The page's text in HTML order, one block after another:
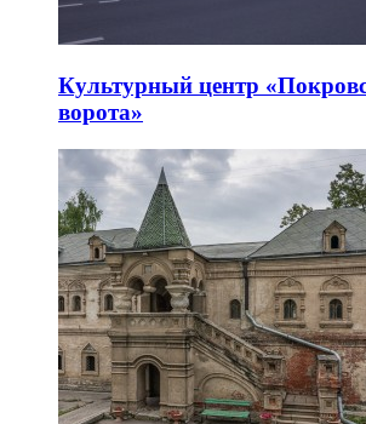
Культурный центр
ворота»